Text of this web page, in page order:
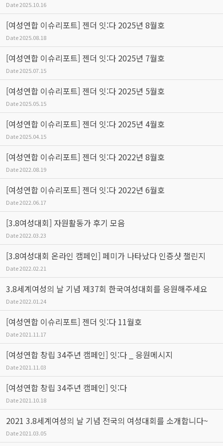
Date2025.10.16
[여성연합 이슈리포트] 젠더 잇:다 2025년 8월호
Date2025.08.18
[여성연합 이슈리포트] 젠더 잇:다 2025년 7월호
Date2025.07.15
[여성연합 이슈리포트] 젠더 잇:다 2025년 5월호
Date2025.05.15
[여성연합 이슈리포트] 젠더 잇:다 2025년 4월호
Date2025.04.15
[여성연합 이슈리포트] 젠더 잇:다 2022년 8월호
Date2022.08.19
[여성연합 이슈리포트] 젠더 잇:다 2022년 6월호
Date2022.06.17
[3.8여성대회] 자원활동가 후기 모음
Date2022.03.23
[3.8여성대회 온라인 캠페인] 페미가 나타났다 인증샷 챌린지
Date2022.02.21
3.8세계여성의 날 기념 제37회 한국여성대회를 응원해주세요
Date2022.01.24
[여성연합 이슈리포트] 젠더 잇:다 11월호
Date2021.11.17
[여성연합 창립 34주년 캠페인] 잇:다 _ 응원메시지
Date2021.11.03
[여성연합 창립 34주년 캠페인] 잇:다
Date2021.10.18
2021 3.8세계여성의 날 기념 전국의 여성대회를 소개합니다~
Date2021.03.05